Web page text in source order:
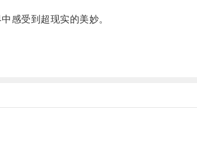
感受到超现实的美妙。